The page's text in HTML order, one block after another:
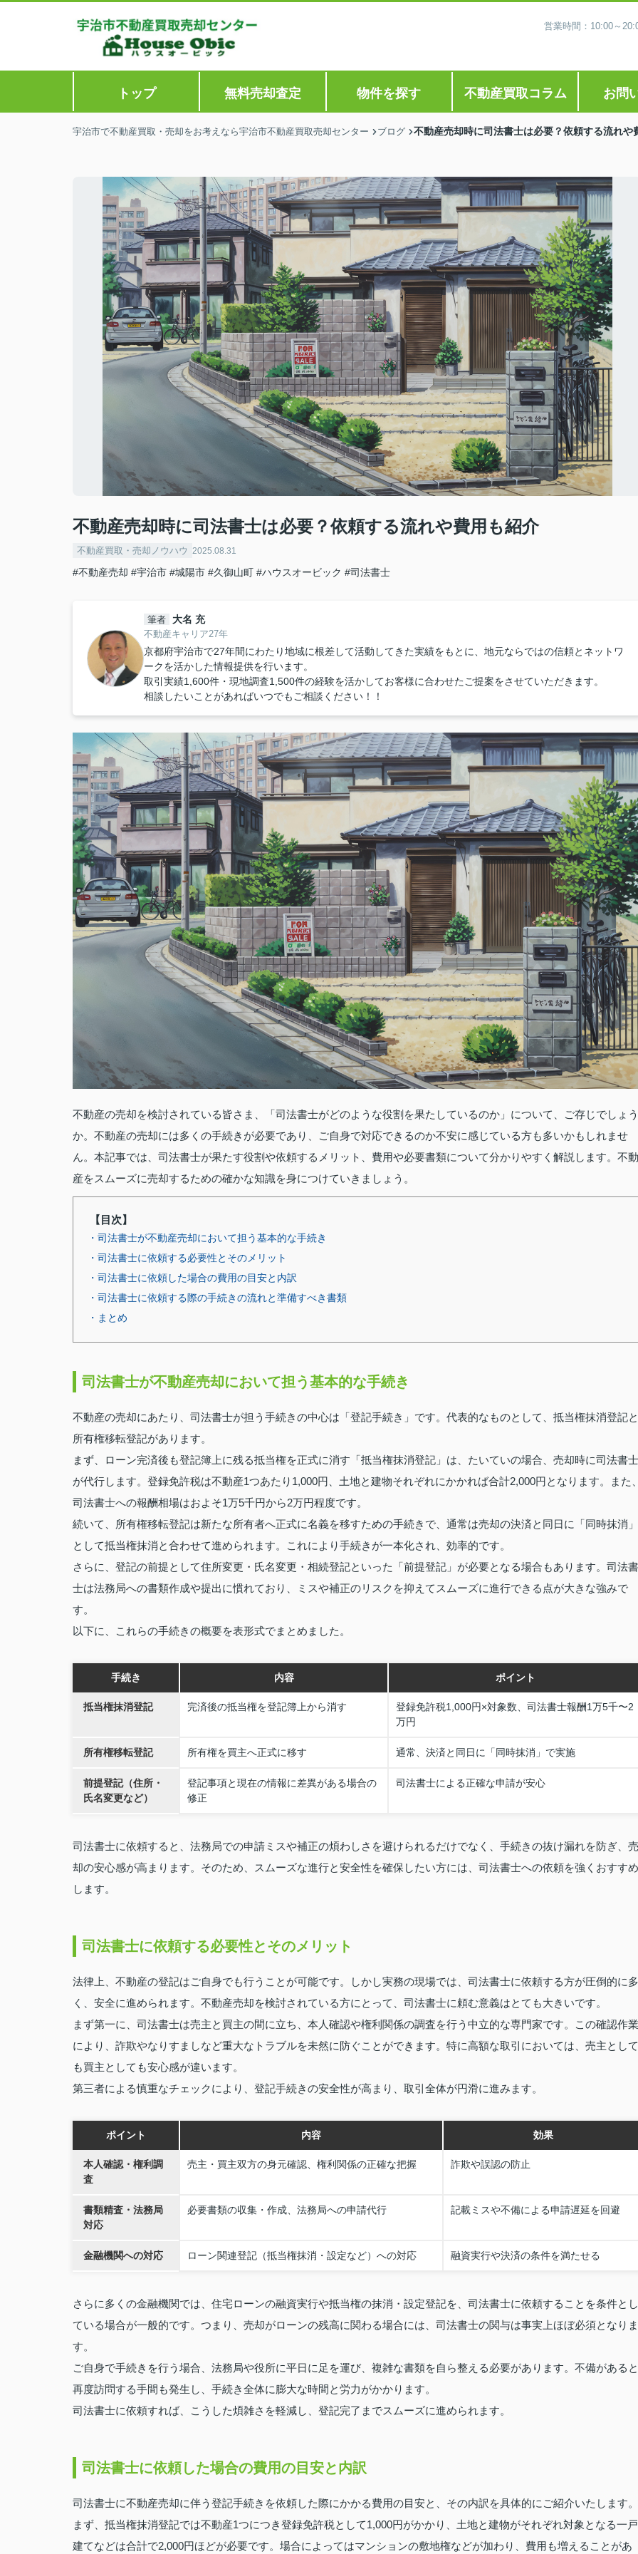
営業時間：10:00～
トップ 無料売却査定 物件を探す 不動産買取コラム お問
宇治市で不動産買取・売却をお考えなら宇治市不動産買取売却センター ブログ 不動産売却時に司法書士は必要？依頼する流れや
不動産売却時に司法書士は必要？依頼する流れや費用も紹介
不動産買取・売却ノウハウ 2025.08.31
#不動産売却 #宇治市 #城陽市 #久御山町 #ハウスオービック #司法書士
筆者 大名 充
不動産キャリア27年
京都府宇治市で27年間にわたり地域に根差して活動してきた実績をもとに、地元ならではの信頼とネットワ
ークを活かした情報提供を行います。
取引実績1,600件・現地調査1,500件の経験を活かしてお客様に合わせたご提案をさせていただきます。
相談したいことがあればいつでもご相談ください！！
不動産の売却を検討されている皆さま、「司法書士がどのような役割を果たしているのか」について、ご存じでしょう
か。不動産の売却には多くの手続きが必要であり、ご自身で対応できるのか不安に感じている方も多いかもしれませ
ん。本記事では、司法書士が果たす役割や依頼するメリット、費用や必要書類について分かりやすく解説します。不動
産をスムーズに売却するための確かな知識を身につけていきましょう。
【目次】
・司法書士が不動産売却において担う基本的な手続き
・司法書士に依頼する必要性とそのメリット
・司法書士に依頼した場合の費用の目安と内訳
・司法書士に依頼する際の手続きの流れと準備すべき書類
・まとめ
司法書士が不動産売却において担う基本的な手続き
不動産の売却にあたり、司法書士が担う手続きの中心は「登記手続き」です。代表的なものとして、抵当権抹消登記と
所有権移転登記があります。
まず、ローン完済後も登記簿上に残る抵当権を正式に消す「抵当権抹消登記」は、たいていの場合、売却時に司法書士
が代行します。登録免許税は不動産1つあたり1,000円、土地と建物それぞれにかかれば合計2,000円となります。また
司法書士への報酬相場はおよそ1万5千円から2万円程度です。
続いて、所有権移転登記は新たな所有者へ正式に名義を移すための手続きで、通常は売却の決済と同日に「同時抹消」
として抵当権抹消と合わせて進められます。これにより手続きが一本化され、効率的です。
さらに、登記の前提として住所変更・氏名変更・相続登記といった「前提登記」が必要となる場合もあります。司法書
士は法務局への書類作成や提出に慣れており、ミスや補正のリスクを抑えてスムーズに進行できる点が大きな強みで
す。
以下に、これらの手続きの概要を表形式でまとめました。
手続き 内容 ポイント
抵当権抹消登記 完済後の抵当権を登記簿上から消す
登録免許税1,000円×対象数、司法書士報酬1万5千〜2
万円
所有権移転登記 所有権を買主へ正式に移す 通常、決済と同日に「同時抹消」で実施
前提登記（住所・
氏名変更など）
登記事項と現在の情報に差異がある場合の
修正
司法書士による正確な申請が安心
司法書士に依頼すると、法務局での申請ミスや補正の煩わしさを避けられるだけでなく、手続きの抜け漏れを防ぎ、売
却の安心感が高まります。そのため、スムーズな進行と安全性を確保したい方には、司法書士への依頼を強くおすすめ
します。
司法書士に依頼する必要性とそのメリット
法律上、不動産の登記はご自身でも行うことが可能です。しかし実務の現場では、司法書士に依頼する方が圧倒的に多
く、安全に進められます。不動産売却を検討されている方にとって、司法書士に頼む意義はとても大きいです。
まず第一に、司法書士は売主と買主の間に立ち、本人確認や権利関係の調査を行う中立的な専門家です。この確認作業
により、詐欺やなりすましなど重大なトラブルを未然に防ぐことができます。特に高額な取引においては、売主として
も買主としても安心感が違います。
第三者による慎重なチェックにより、登記手続きの安全性が高まり、取引全体が円滑に進みます。
ポイント 内容 効果
本人確認・権利調
査
売主・買主双方の身元確認、権利関係の正確な把握 詐欺や誤認の防止
書類精査・法務局
対応
必要書類の収集・作成、法務局への申請代行 記載ミスや不備による申請遅延を回避
金融機関への対応 ローン関連登記（抵当権抹消・設定など）への対応 融資実行や決済の条件を満たせる
さらに多くの金融機関では、住宅ローンの融資実行や抵当権の抹消・設定登記を、司法書士に依頼することを条件とし
ている場合が一般的です。つまり、売却がローンの残高に関わる場合には、司法書士の関与は事実上ほぼ必須となりま
す。
ご自身で手続きを行う場合、法務局や役所に平日に足を運び、複雑な書類を自ら整える必要があります。不備があると
再度訪問する手間も発生し、手続き全体に膨大な時間と労力がかかります。
司法書士に依頼すれば、こうした煩雑さを軽減し、登記完了までスムーズに進められます。
司法書士に依頼した場合の費用の目安と内訳
司法書士に不動産売却に伴う登記手続きを依頼した際にかかる費用の目安と、その内訳を具体的にご紹介いたします。
まず、抵当権抹消登記では不動産1つにつき登録免許税として1,000円がかかり、土地と建物がそれぞれ対象となる一戸
建てなどは合計で2,000円ほどが必要です。場合によってはマンションの敷地権などが加わり、費用も増えることがあ